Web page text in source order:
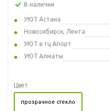
В наличии
УЮТ Астана
Новосибирск, Лента
УЮТ в тц Апорт
УЮТ Алматы
Цвет
прозрачное стекло